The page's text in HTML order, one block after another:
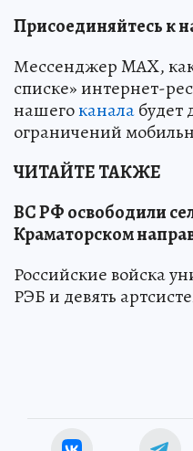
Присоединяйтесь к
Мессенджер MAX,
списке» интернет-
нашегоканалабудет
ограничений
ЧИТАЙТЕ ТАКЖЕ
ВС РФ освободили
Краматорском
Российские войска
РЭБ и девять